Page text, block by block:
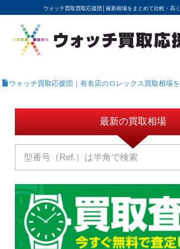
ウォッチ買取買取応援団│ 最新相場をまとめて比較・高
YouTubeで動画を公開中
ROLEXモデル名から買取相場を調べる
高級時計ブランド名から買取相場を調
地域から買取店を探す
店舗名から買取店を探す
ブランド時計を高く売る方法
買取査定を依頼する
ウォッチ買取応援団｜有名店のロレックス買取相場
最新の買取相場